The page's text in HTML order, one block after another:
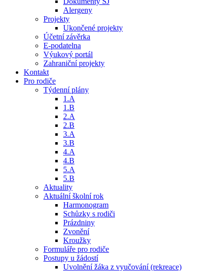
Alergeny
Projekty
Ukončené projekty
Účetní závěrka
E-podatelna
Výukový portál
Zahraniční projekty
Kontakt
Pro rodiče
Týdenní plány
1.A
1.B
2.A
2.B
3.A
3.B
4.A
4.B
5.A
5.B
Aktuality
Aktuální školní rok
Harmonogram
Schůzky s rodiči
Prázdniny
Zvonění
Kroužky
Formuláře pro rodiče
Postupy u žádostí
Uvolnění žáka z vyučování (rekreace)